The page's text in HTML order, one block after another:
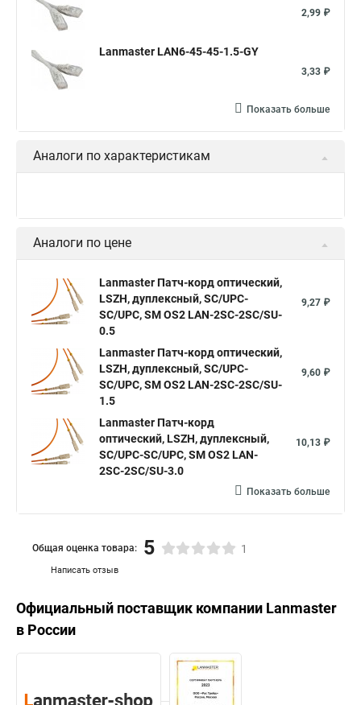
2,99 ₽
Lanmaster LAN6-45-45-1.5-GY
3,33 ₽
Показать больше
Аналоги по характеристикам
Аналоги по цене
Lanmaster Патч-корд оптический,
LSZH, дуплексный, SC/UPC-
SC/UPC, SM OS2 LAN-2SC-2SC/SU-
0.5
9,27 ₽
Lanmaster Патч-корд оптический,
LSZH, дуплексный, SC/UPC-
SC/UPC, SM OS2 LAN-2SC-2SC/SU-
1.5
9,60 ₽
Lanmaster Патч-корд
оптический, LSZH, дуплексный,
SC/UPC-SC/UPC, SM OS2 LAN-
2SC-2SC/SU-3.0
10,13 ₽
Показать больше
Написать отзыв
Общая оценка товара: 5 1
Официальный поставщик компании Lanmaster
в России